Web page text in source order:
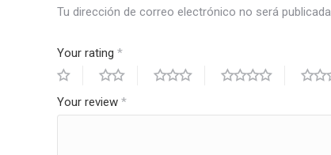
Tu dirección de correo electrónico no será publicada.
Your rating *
Your review *